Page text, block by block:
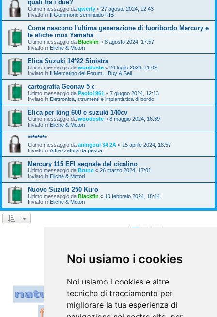
Noi usiamo i cookies
Noi usiamo i cookies e altre
tecniche di tracciamento per
migliorare la tua esperienza di
quali fra i due?
Ultimo messaggio da qwerty « 27 agosto 2024, 12:43
Inviato in Il Gommone semirigido RIB
Come nascono l'ultima generazione di fuoribordo Mercury e
le eliche inox Yamaha
Ultimo messaggio da Blackfin « 8 agosto 2024, 17:57
Inviato in Eliche & Motori
Elica Suzuki 14*22 Sinistra
Ultimo messaggio da woodoste « 24 luglio 2024, 11:09
Inviato in Il Mercatino del Forum....Buy & Sell
cartografia Geonav 5 c
Ultimo messaggio da Paolo1961 « 7 giugno 2024, 12:13
Inviato in Elettronica, strumenti e impiantistica di bordo
Elica per king 600 e suzuki 140cv
Ultimo messaggio da woodoste « 8 maggio 2024, 16:39
Inviato in Eliche & Motori
********
Ultimo messaggio da aningoul 34 2A « 15 aprile 2024, 18:57
Inviato in Attrezzatura da pesca
Mercury 115 EFI segnale del cicalino
Ultimo messaggio da Bruno « 26 marzo 2024, 17:01
Inviato in Eliche & Motori
Nuovo Suzuki 250 Kuro
Ultimo messaggio da Blackfin « 10 febbraio 2024, 18:44
Inviato in Eliche & Motori